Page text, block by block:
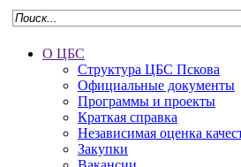
О ЦБС
Структура ЦБС Пскова
Официальные документы
Программы и проекты
Краткая справка
Независимая оценка
Закупки